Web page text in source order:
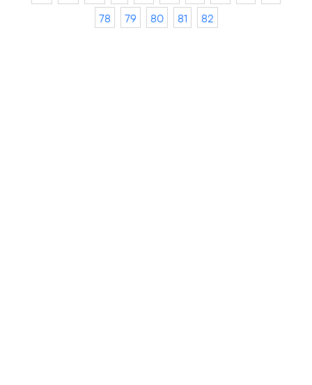
78
79 80 81 82